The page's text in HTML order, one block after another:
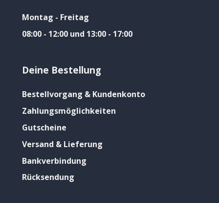
Montag - Freitag
08:00 - 12:00 und 13:00 - 17:00
Deine Bestellung
Bestellvorgang & Kundenkonto
Zahlungsmöglichkeiten
Gutscheine
Versand & Lieferung
Bankverbindung
Rücksendung